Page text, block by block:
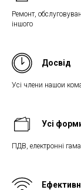
Ремонт,
іншого
Досвід
Усі члени нашои
Усі
ПДВ, електронні